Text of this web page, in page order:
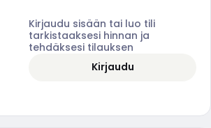
Kirjaudu sisään tai luo tili
tarkistaaksesi hinnan ja
tehdäksesi tilauksen
Kirjaudu